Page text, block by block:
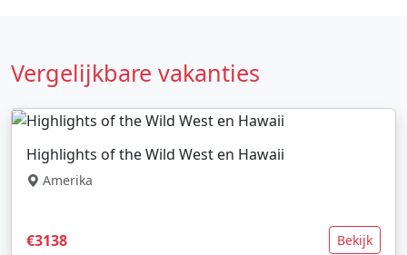
Vergelijkbare vakanties
Highlights of the Wild West en Hawaii
Amerika
€3138 Bekijk